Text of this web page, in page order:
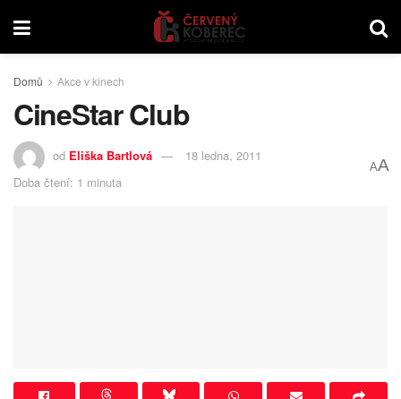
Domů Akce v kinech
CineStar Club
od Eliška Bartlová
18 ledna, 2011
Doba čtení: 1 minuta
AA